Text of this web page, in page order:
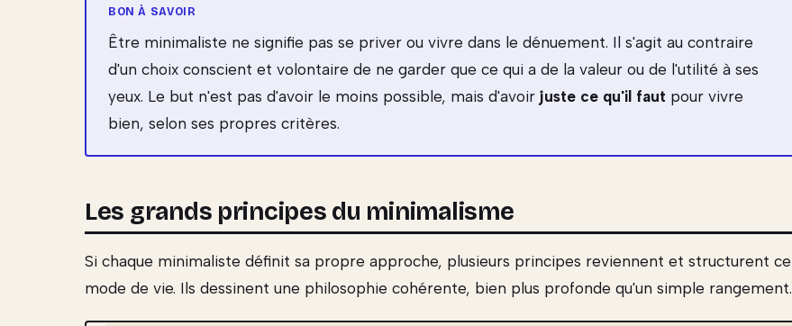
Être minimaliste ne signifie pas se priver ou vivre dans le dénuement. Il s'agit au contraire
d'un choix conscient et volontaire de ne garder que ce qui a de la valeur ou de l'utilité à ses
yeux. Le but n'est pas d'avoir le moins possible, mais d'avoir juste ce qu'il faut pour vivre
bien, selon ses propres critères.
Les grands principes du minimalisme
Si chaque minimaliste définit sa propre approche, plusieurs principes reviennent et structurent ce
mode de vie. Ils dessinent une philosophie cohérente, bien plus profonde qu'un simple rangement.